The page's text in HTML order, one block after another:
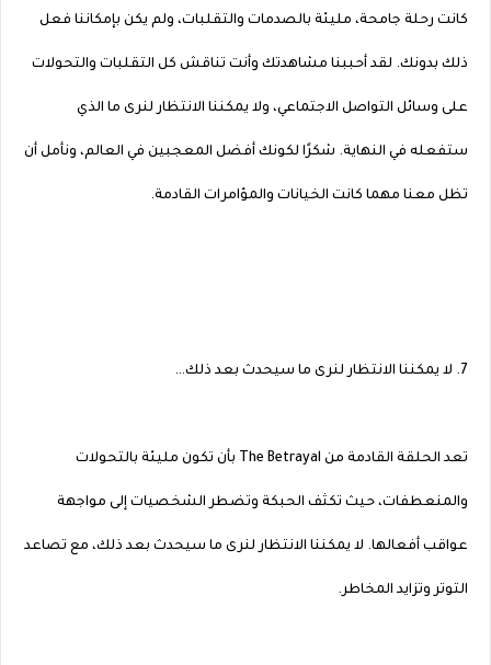
كانت رحلة جامحة، مليئة بالصدمات والتقلبات، ولم يكن بإمكاننا فعل
ذلك بدونك. لقد أحببنا مشاهدتك وأنت تناقش كل التقلبات والتحولات
على وسائل التواصل الاجتماعي، ولا يمكننا الانتظار لنرى ما الذي
ستفعله في النهاية. شكرًا لكونك أفضل المعجبين في العالم، ونأمل أن
تظل معنا مهما كانت الخيانات والمؤامرات القادمة.
7. لا يمكننا الانتظار لنرى ما سيحدث بعد ذلك…
تعد الحلقة القادمة من The Betrayal بأن تكون مليئة بالتحولات
والمنعطفات، حيث تكثف الحبكة وتضطر الشخصيات إلى مواجهة
عواقب أفعالها. لا يمكننا الانتظار لنرى ما سيحدث بعد ذلك، مع تصاعد
التوتر وتزايد المخاطر.